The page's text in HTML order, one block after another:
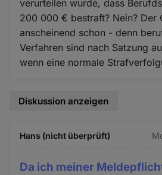
verurteilen wurde, dass
200 000 € bestraft? Nein? Der
anscheinend schon - denn
Verfahren sind nach Satzung
wenn eine normale
Diskussion anzeigen
Hans (nicht überprüft)
Da ich meiner